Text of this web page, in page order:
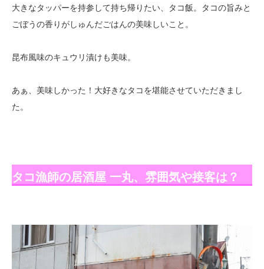
大きなタッパーを持参して持ち帰りたい、タコ飯。タコの旨みと
ごぼうの香りがしゅんだごはんの美味しいこと。
昆布風味のキュウリ漬けも美味。
あぁ、美味しかった！大好きなタコを堪能させていただきまし
た。
タコ漁師の居酒屋 一丸、雰囲気や接客は？